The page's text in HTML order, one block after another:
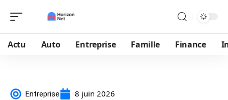
Actu Auto Entreprise Famille Finance
Entreprise 8 juin 2026